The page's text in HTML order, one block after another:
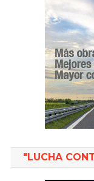
"LUCHA